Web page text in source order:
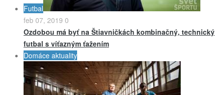
Futbal
feb 07, 2019 0
Ozdobou má byť na Štiavničkách kombinačný, technický
futbal s víťazným ťažením
Domáce aktuality